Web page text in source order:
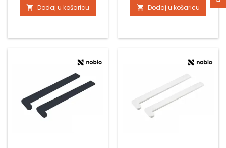
 Dodaj u košaricu  Dodaj u košaricu